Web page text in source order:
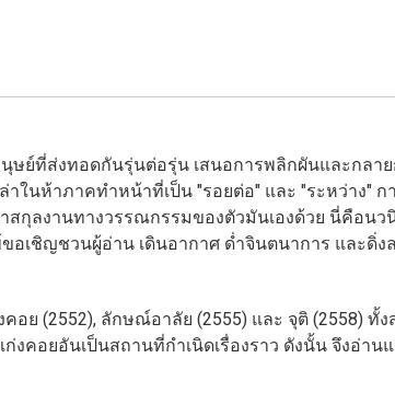
ษย์ที่ส่งทอดกันรุ่นต่อรุ่น เสนอการพลิกผันและกลา
ในห้าภาคทำหน้าที่เป็น "รอยต่อ" และ "ระหว่าง" ก
สกุลงานทางวรรณกรรมของตัวมันเองด้วย นี่คือนว
เชิญชวนผู้อ่าน เดินอากาศ ด่ำจินตนาการ และดิ่ง
ย (2552), ลักษณ์อาลัย (2555) และ จุติ (2558) ทั้ง
คอยอันเป็นสถานที่กำเนิดเรื่องราว ดังนั้น จึงอ่าน